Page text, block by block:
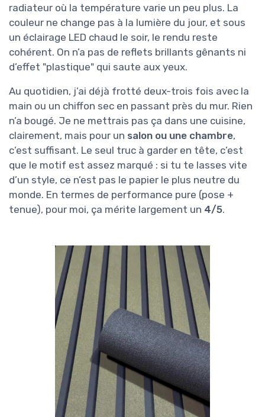
radiateur où la température varie un peu plus. La
couleur ne change pas à la lumière du jour, et sous
un éclairage LED chaud le soir, le rendu reste
cohérent. On n’a pas de reflets brillants gênants ni
d’effet "plastique" qui saute aux yeux.
Au quotidien, j’ai déjà frotté deux-trois fois avec la
main ou un chiffon sec en passant près du mur. Rien
n’a bougé. Je ne mettrais pas ça dans une cuisine,
clairement, mais pour un salon ou une chambre,
c’est suffisant. Le seul truc à garder en tête, c’est
que le motif est assez marqué : si tu te lasses vite
d’un style, ce n’est pas le papier le plus neutre du
monde. En termes de performance pure (pose +
tenue), pour moi, ça mérite largement un 4/5.